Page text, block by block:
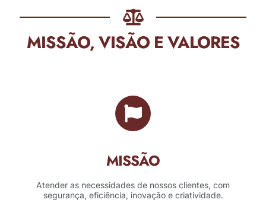
MISSÃO, VISÃO E VALORES
MISSÃO
Atender as necessidades de nossos clientes, com
segurança, eficiência, inovação e criatividade.